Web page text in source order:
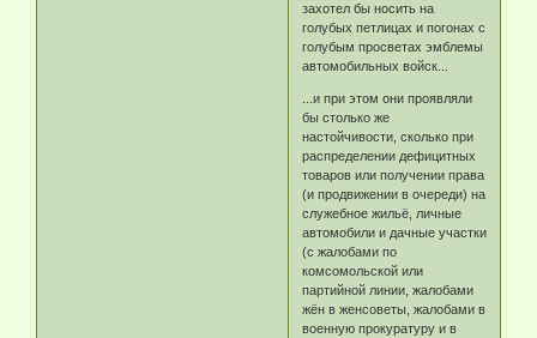
захотел бы носить на
голубых петлицах и погонах с
голубым просветах эмблемы
автомобильных войск...
...и при этом они проявляли
бы столько же
настойчивости, сколько при
распределении дефицитных
товаров или получении права
(и продвижении в очереди) на
служебное жильё, личные
автомобили и дачные участки
(с жалобами по
комсомольской или
партийной линии, жалобами
жён в женсоветы, жалобами в
военную прокуратуру и в